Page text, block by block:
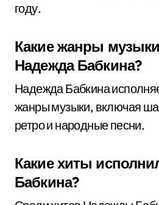
году.
Какие жанры
Надежда Бабкина?
Надежда Бабкина
жанры музыки, включая
ретро и народные песни.
Какие хиты
Бабкина?